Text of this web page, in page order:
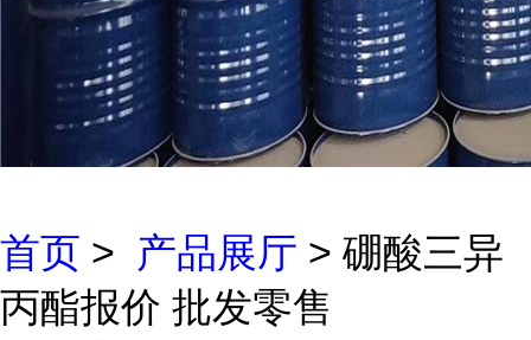
首页 > 产品展厅 > 硼酸三异
丙酯报价 批发零售